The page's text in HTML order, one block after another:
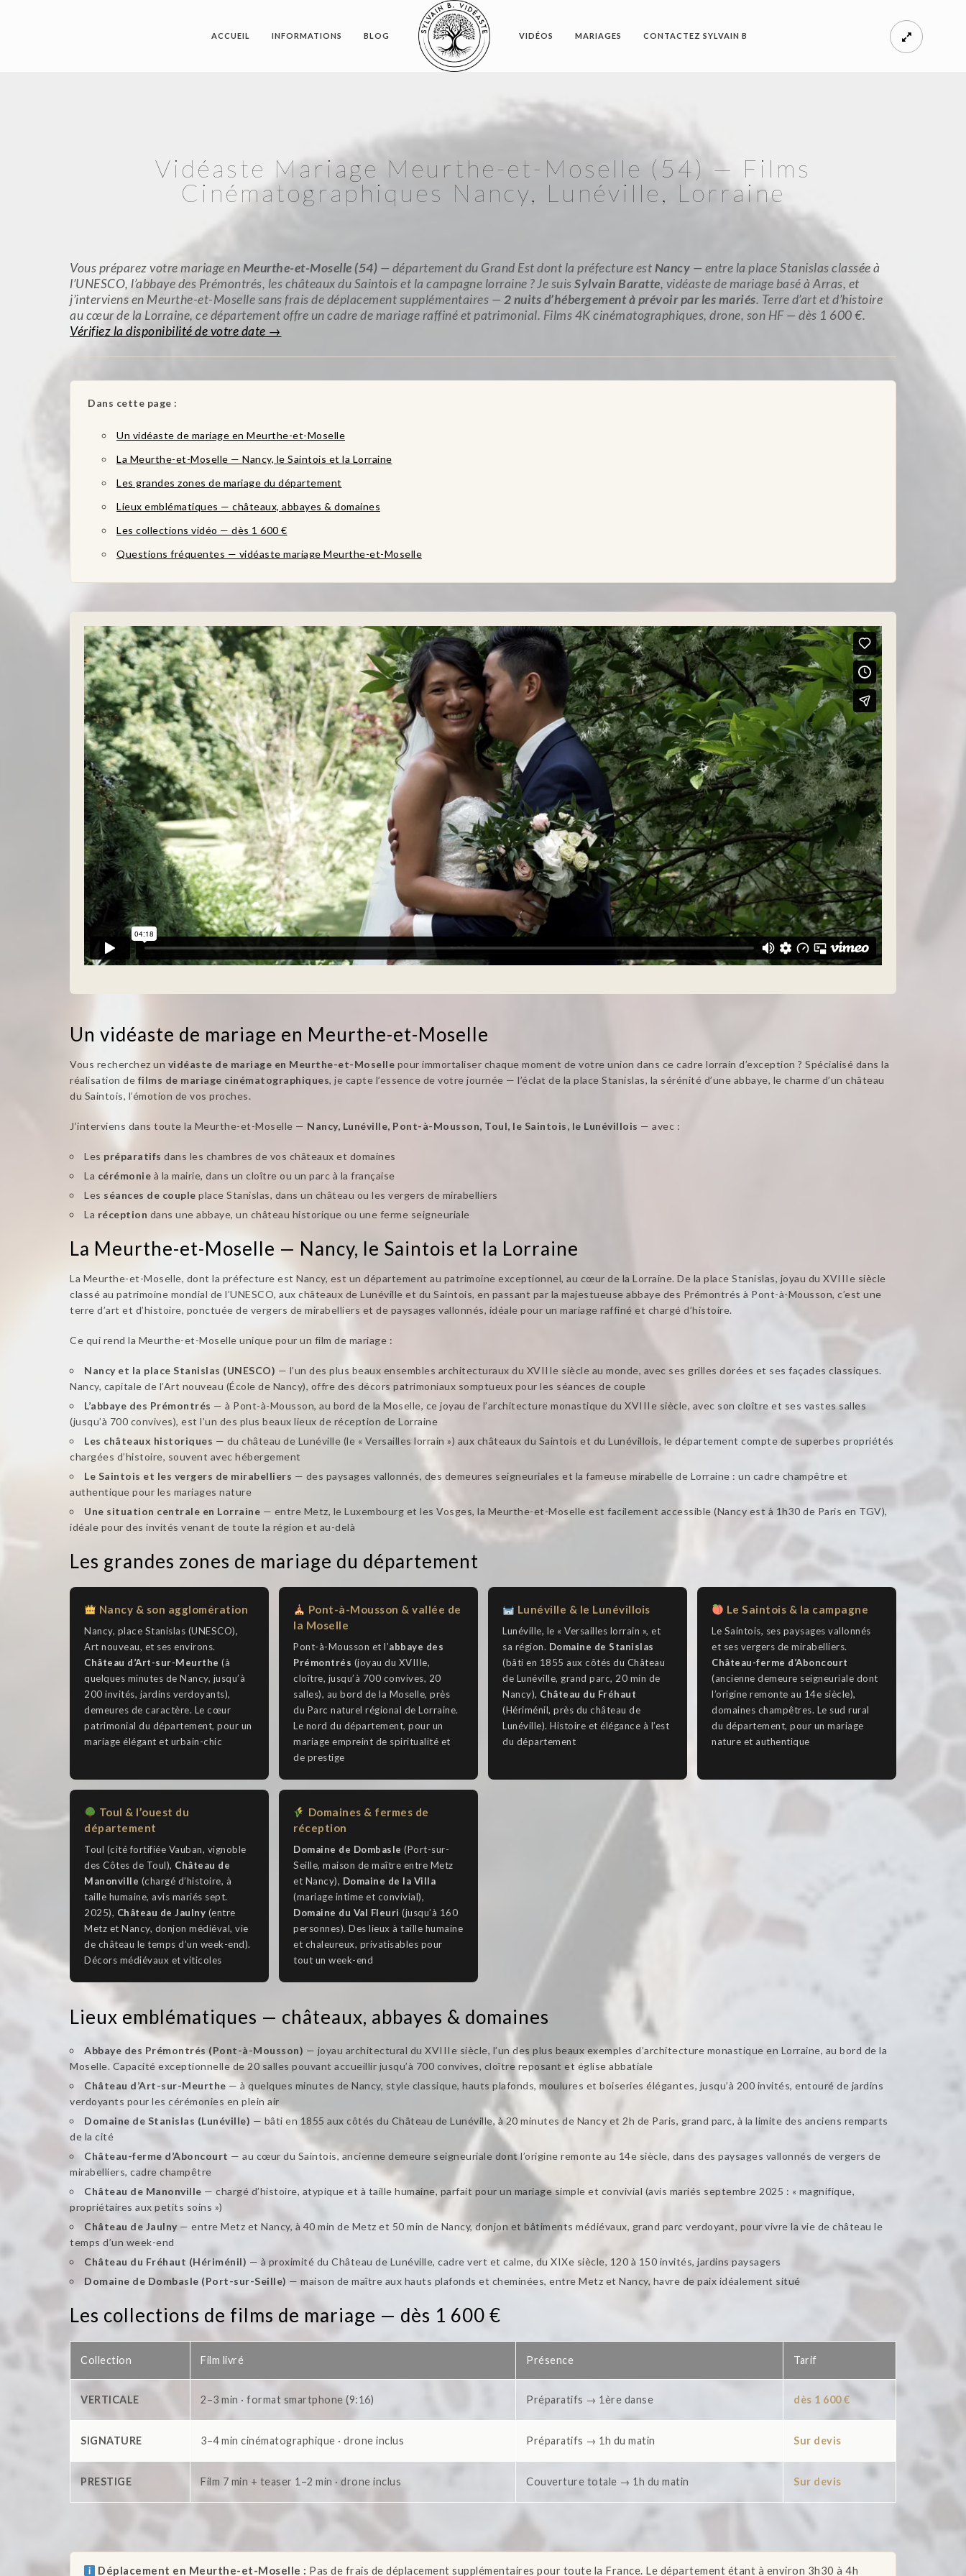
ACCUEIL INFORMATIONS BLOG VIDÉOS MARIAGES CONTACTEZ SYLVAIN B
Vidéaste Mariage Meurthe-et-Moselle (54) — Films
Cinématographiques Nancy, Lunéville, Lorraine
Vous préparez votre mariage enMeurthe-et-Moselle (54) — département du Grand Est dont la préfecture est Nancy — entre la place Stanislas classée à
l’UNESCO, l’abbaye des Prémontrés, les châteaux du Saintois et la campagne lorraine ? Je suisSylvain Baratte, vidéaste de mariage basé à Arras, et
j’interviens en Meurthe-et-Moselle sans frais de déplacement supplémentaires — 2 nuits d’hébergement à prévoir par les mariés. Terre d’art et d’histoire
au cœur de la Lorraine, ce département offre un cadre de mariage raffiné et patrimonial. Films 4K cinématographiques, drone, son HF — dès 1 600 €.
Vérifiez la disponibilité de votre date →
Dans cette page :
Un vidéaste de mariage en Meurthe-et-Moselle
La Meurthe-et-Moselle — Nancy, le Saintois et la Lorraine
Les grandes zones de mariage du département
Lieux emblématiques — châteaux, abbayes & domaines
Les collections vidéo — dès 1 600 €
Questions fréquentes — vidéaste mariage Meurthe-et-Moselle
Un vidéaste de mariage en Meurthe-et-Moselle
Vous recherchez un vidéaste de mariage en Meurthe-et-Moselle pour immortaliser chaque moment de votre union dans ce cadre lorrain d’exception ? Spécialisé dans la
réalisation de films de mariage cinématographiques, je capte l’essence de votre journée — l’éclat de la place Stanislas, la sérénité d’une abbaye, le charme d’un château
du Saintois, l’émotion de vos proches.
J’interviens dans toute la Meurthe-et-Moselle — Nancy, Lunéville, Pont-à-Mousson, Toul, le Saintois, le Lunévillois — avec :
Les préparatifs dans les chambres de vos châteaux et domaines
La cérémonie à la mairie, dans un cloître ou un parc à la française
Les séances de couple place Stanislas, dans un château ou les vergers de mirabelliers
La réception dans une abbaye, un château historique ou une ferme seigneuriale
La Meurthe-et-Moselle — Nancy, le Saintois et la Lorraine
La Meurthe-et-Moselle, dont la préfecture est Nancy, est un département au patrimoine exceptionnel, au cœur de la Lorraine. De la place Stanislas, joyau du XVIIIe siècle
classé au patrimoine mondial de l’UNESCO, aux châteaux de Lunéville et du Saintois, en passant par la majestueuse abbaye des Prémontrés à Pont-à-Mousson, c’est une
terre d’art et d’histoire, ponctuée de vergers de mirabelliers et de paysages vallonnés, idéale pour un mariage raffiné et chargé d’histoire.
Ce qui rend la Meurthe-et-Moselle unique pour un film de mariage :
Nancy et la place Stanislas (UNESCO) — l’un des plus beaux ensembles architecturaux du XVIIIe siècle au monde, avec ses grilles dorées et ses façades classiques.
Nancy, capitale de l’Art nouveau (École de Nancy), offre des décors patrimoniaux somptueux pour les séances de couple
L’abbaye des Prémontrés — à Pont-à-Mousson, au bord de la Moselle, ce joyau de l’architecture monastique du XVIIIe siècle, avec son cloître et ses vastes salles
(jusqu’à 700 convives), est l’un des plus beaux lieux de réception de Lorraine
Les châteaux historiques — du château de Lunéville (le « Versailles lorrain ») aux châteaux du Saintois et du Lunévillois, le département compte de superbes propriétés
chargées d’histoire, souvent avec hébergement
Le Saintois et les vergers de mirabelliers — des paysages vallonnés, des demeures seigneuriales et la fameuse mirabelle de Lorraine : un cadre champêtre et
authentique pour les mariages nature
Une situation centrale en Lorraine — entre Metz, le Luxembourg et les Vosges, la Meurthe-et-Moselle est facilement accessible (Nancy est à 1h30 de Paris en TGV),
idéale pour des invités venant de toute la région et au-delà
Les grandes zones de mariage du département
Nancy & son agglomération
Nancy, place Stanislas (UNESCO),
Art nouveau, et ses environs.
Château d’Art-sur-Meurthe (à
quelques minutes de Nancy, jusqu’à
200 invités, jardins verdoyants),
demeures de caractère. Le cœur
patrimonial du département, pour un
mariage élégant et urbain-chic
Pont-à-Mousson & vallée de
la Moselle
Pont-à-Mousson et l’abbaye des
Prémontrés (joyau du XVIIIe,
cloître, jusqu’à 700 convives, 20
salles), au bord de la Moselle, près
du Parc naturel régional de Lorraine.
Le nord du département, pour un
mariage empreint de spiritualité et
de prestige
Lunéville & le Lunévillois
Lunéville, le « Versailles lorrain », et
sa région. Domaine de Stanislas
(bâti en 1855 aux côtés du Château
de Lunéville, grand parc, 20 min de
Nancy), Château du Fréhaut
(Hériménil, près du château de
Lunéville). Histoire et élégance à l’est
du département
Le Saintois & la campagne
Le Saintois, ses paysages vallonnés
et ses vergers de mirabelliers.
Château-ferme d’Aboncourt
(ancienne demeure seigneuriale dont
l’origine remonte au 14e siècle),
domaines champêtres. Le sud rural
du département, pour un mariage
nature et authentique
Toul & l’ouest du
département
Toul (cité fortifiée Vauban, vignoble
des Côtes de Toul), Château de
Manonville (chargé d’histoire, à
taille humaine, avis mariés sept.
2025), Château de Jaulny (entre
Metz et Nancy, donjon médiéval, vie
de château le temps d’un week-end).
Décors médiévaux et viticoles
Domaines & fermes de
réception
Domaine de Dombasle (Port-sur-
Seille, maison de maître entre Metz
et Nancy), Domaine de la Villa
(mariage intime et convivial),
Domaine du Val Fleuri (jusqu’à 160
personnes). Des lieux à taille humaine
et chaleureux, privatisables pour
tout un week-end
Lieux emblématiques — châteaux, abbayes & domaines
Abbaye des Prémontrés (Pont-à-Mousson) — joyau architectural du XVIIIe siècle, l’un des plus beaux exemples d’architecture monastique en Lorraine, au bord de la
Moselle. Capacité exceptionnelle de 20 salles pouvant accueillir jusqu’à 700 convives, cloître reposant et église abbatiale
Château d’Art-sur-Meurthe — à quelques minutes de Nancy, style classique, hauts plafonds, moulures et boiseries élégantes, jusqu’à 200 invités, entouré de jardins
verdoyants pour les cérémonies en plein air
Domaine de Stanislas (Lunéville) — bâti en 1855 aux côtés du Château de Lunéville, à 20 minutes de Nancy et 2h de Paris, grand parc, à la limite des anciens remparts
de la cité
Château-ferme d’Aboncourt — au cœur du Saintois, ancienne demeure seigneuriale dont l’origine remonte au 14e siècle, dans des paysages vallonnés de vergers de
mirabelliers, cadre champêtre
Château de Manonville — chargé d’histoire, atypique et à taille humaine, parfait pour un mariage simple et convivial (avis mariés septembre 2025 : « magnifique,
propriétaires aux petits soins »)
Château de Jaulny— entre Metz et Nancy, à 40 min de Metz et 50 min de Nancy, donjon et bâtiments médiévaux, grand parc verdoyant, pour vivre la vie de château le
temps d’un week-end
Château du Fréhaut (Hériménil) — à proximité du Château de Lunéville, cadre vert et calme, du XIXe siècle, 120 à 150 invités, jardins paysagers
Domaine de Dombasle (Port-sur-Seille) — maison de maître aux hauts plafonds et cheminées, entre Metz et Nancy, havre de paix idéalement situé
Les collections de films de mariage — dès 1 600 €
Collection Film livré Présence Tarif
VERTICALE 2–3 min · format smartphone (9:16) Préparatifs → 1ère danse dès 1 600 €
SIGNATURE 3–4 min cinématographique · drone inclus Préparatifs → 1h du matin Sur devis
PRESTIGE Film 7 min + teaser 1–2 min · drone inclus Couverture totale → 1h du matin Sur devis
Déplacement en Meurthe-et-Moselle : Pas de frais de déplacement supplémentaires pour toute la France. Le département étant à environ 3h30 à 4h